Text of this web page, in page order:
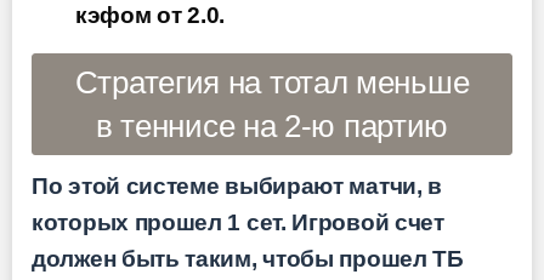
кэфом от 2.0.
Стратегия на тотал меньше
в теннисе на 2-ю партию
По этой системе выбирают матчи, в
которых прошел 1 сет. Игровой счет
должен быть таким, чтобы прошел ТБ